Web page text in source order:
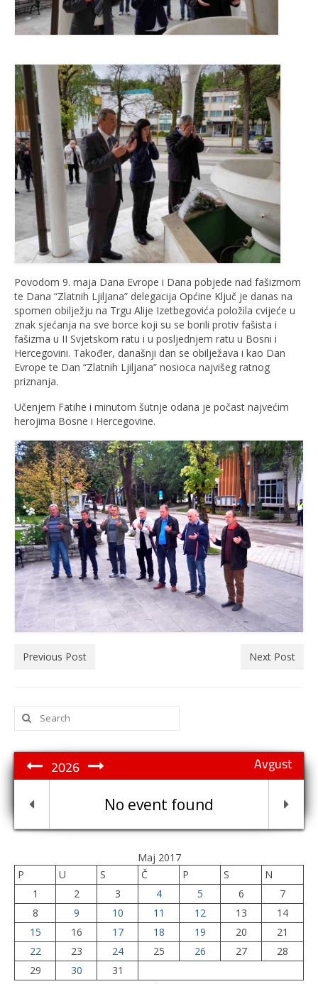
Povodom 9. maja Dana Evrope i Dana pobjede nad fašizmom
te Dana “Zlatnih Ljiljana” delegacija Općine Ključ je danas na
spomen obilježju na Trgu Alije Izetbegovića položila cvijeće u
znak sjećanja na sve borce koji su se borili protiv fašista i
fašizma u II Svjetskom ratu i u posljednjem ratu u Bosni i
Hercegovini. Također, današnji dan se obilježava i kao Dan
Evrope te Dan “Zlatnih Ljiljana” nosioca najvišeg ratnog
priznanja.
Učenjem Fatihe i minutom šutnje odana je počast najvećim
herojima Bosne i Hercegovine.
Previous Post Next Post
Search
for:
Avgust
2026
No event found
Maj 2017
P
U S Č P S
N
1
2 3 4 5 6
7
8
9 10 11 12 13
14
15
16 17 18 19 20
21
22
23 24 25 26 27
28
29
30
31